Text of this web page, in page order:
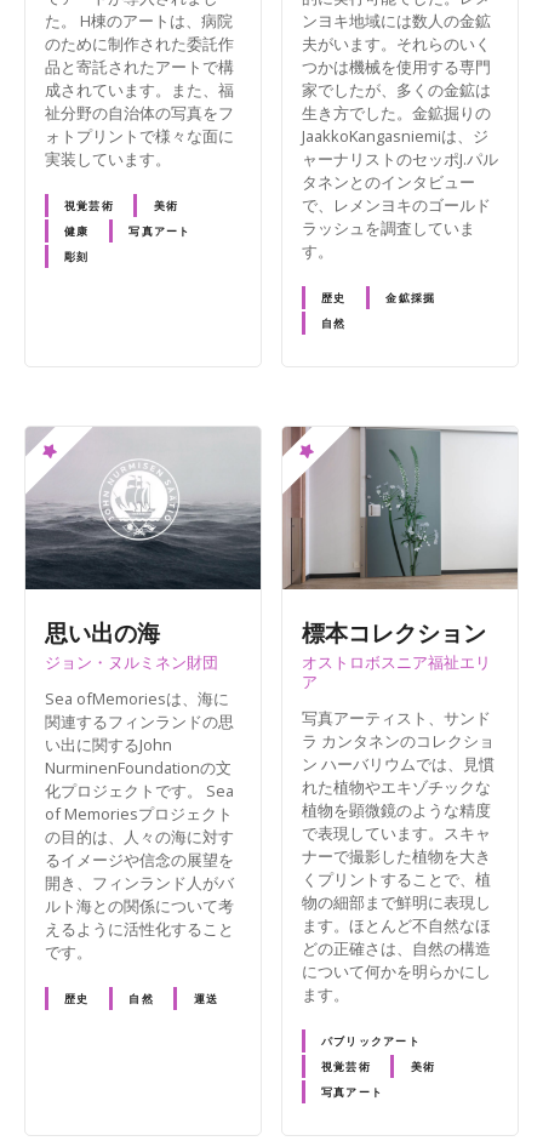
た。 H棟のアートは、病院
のために制作された委託作
品と寄託されたアートで構
成されています。また、福
祉分野の自治体の写真をフ
ォトプリントで様々な面に
実装しています。
視覚芸術
美術
健康
写真アート
彫刻
ンヨキ地域には数人の金鉱
夫がいます。それらのいく
つかは機械を使用する専門
家でしたが、多くの金鉱は
生き方でした。金鉱掘りの
JaakkoKangasniemiは、ジ
ャーナリストのセッポJ.パル
タネンとのインタビュー
で、レメンヨキのゴールド
ラッシュを調査していま
す。
歴史
金鉱採掘
自然
思い出の海
ジョン・ヌルミネン財団
Sea ofMemoriesは、海に
関連するフィンランドの思
い出に関するJohn
NurminenFoundationの文
化プロジェクトです。 Sea
of Memoriesプロジェクト
の目的は、人々の海に対す
るイメージや信念の展望を
開き、フィンランド人がバ
ルト海との関係について考
えるように活性化すること
です。
歴史 自然 運送
標本コレクション
オストロボスニア福祉エリ
ア
写真アーティスト、サンド
ラ カンタネンのコレクショ
ン ハーバリウムでは、見慣
れた植物やエキゾチックな
植物を顕微鏡のような精度
で表現しています。スキャ
ナーで撮影した植物を大き
くプリントすることで、植
物の細部まで鮮明に表現し
ます。ほとんど不自然なほ
どの正確さは、自然の構造
について何かを明らかにし
ます。
パブリックアート
視覚芸術
美術
写真アート